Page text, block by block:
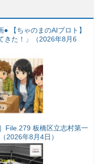
【ちゃのまのAIプロト】
きた！」（2026年8月6
File.279 板橋区立志村第一
2026年8月4日）